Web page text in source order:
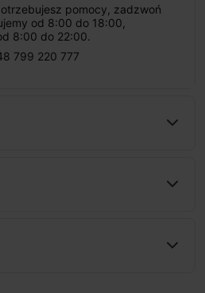
pomocy, zadzwoń
od 8:00 do 18:00,
8:00 do 22:00.
799 220 777